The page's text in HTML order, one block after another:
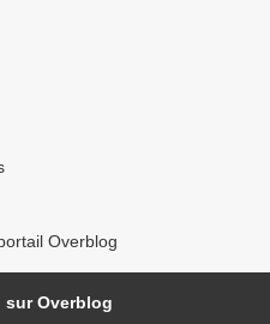
Overblog
sur Overblog